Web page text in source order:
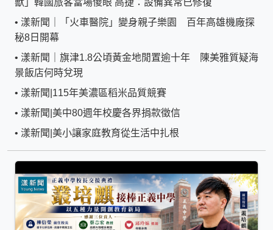
• 漾新聞｜「火車醫院」變身親子樂園 百年高雄機廠探
秘8日開幕
• 漾新聞｜旗津1.8公頃黃金地閒置逾十年 陳美雅質疑海
景飯店何時兌現
• 漾新聞|115年美濃區稻米品質競賽
• 漾新聞|美中80週年校慶各界捐款徵信
• 漾新聞|美小讓家庭教育從生活中扎根